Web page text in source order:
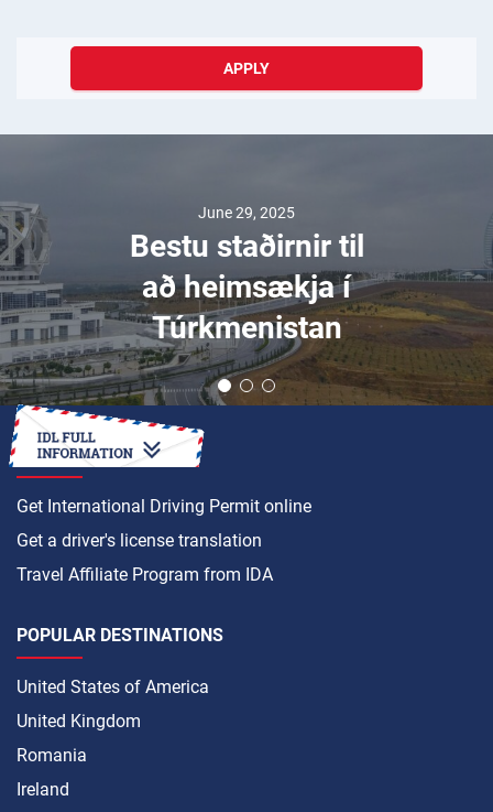
APPLY
June 29, 2025
Bestu staðirnir til
að heimsækja í
Túrkmenistan
HOW TO
Get International Driving Permit online
Get a driver's license translation
Travel Affiliate Program from IDA
POPULAR DESTINATIONS
United States of America
United Kingdom
Romania
Ireland